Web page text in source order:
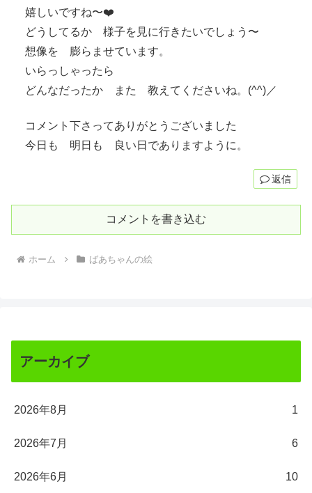
嬉しいですね〜❤️
どうしてるか 様子を見に行きたいでしょう〜
想像を 膨らませています。
いらっしゃったら
どんなだったか また 教えてくださいね。(^^)／
コメント下さってありがとうございました
今日も 明日も 良い日でありますように。
返信
コメントを書き込む
ホーム ばあちゃんの絵
アーカイブ
2026年8月 1
2026年7月 6
2026年6月 10